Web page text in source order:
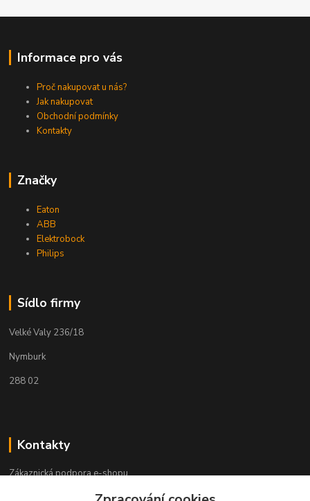
Informace pro vás
Proč nakupovat u nás?
Jak nakupovat
Obchodní podmínky
Kontakty
Značky
Eaton
ABB
Elektrobock
Philips
Sídlo firmy
Velké Valy 236/18
Nymburk
288 02
Kontakty
Zákaznická podpora e-shopu